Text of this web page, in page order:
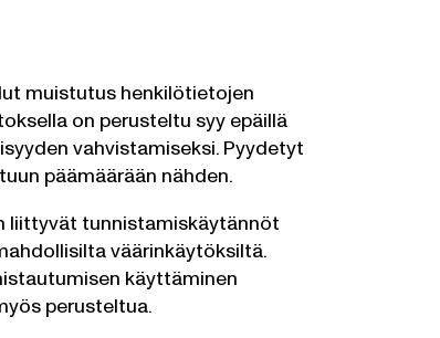
muistutus henkilötietojen
on perusteltu syy epäillä
vahvistamiseksi. Pyydetyt
päämäärään nähden.
liittyvät tunnistamiskäytännöt
väärinkäytöksiltä.
käyttäminen
perusteltua.